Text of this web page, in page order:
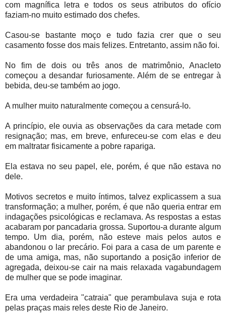
com magnífica letra e todos os seus atributos do ofício
faziam-no muito estimado dos chefes.
Casou-se bastante moço e tudo fazia crer que o seu
casamento fosse dos mais felizes. Entretanto, assim não foi.
No fim de dois ou três anos de matrimônio, Anacleto
começou a desandar furiosamente. Além de se entregar à
bebida, deu-se também ao jogo.
A mulher muito naturalmente começou a censurá-lo.
A princípio, ele ouvia as observações da cara metade com
resignação; mas, em breve, enfureceu-se com elas e deu
em maltratar fisicamente a pobre rapariga.
Ela estava no seu papel, ele, porém, é que não estava no
dele.
Motivos secretos e muito íntimos, talvez explicassem a sua
transformação; a mulher, porém, é que não queria entrar em
indagações psicológicas e reclamava. As respostas a estas
acabaram por pancadaria grossa. Suportou-a durante algum
tempo. Um dia, porém, não esteve mais pelos autos e
abandonou o lar precário. Foi para a casa de um parente e
de uma amiga, mas, não suportando a posição inferior de
agregada, deixou-se cair na mais relaxada vagabundagem
de mulher que se pode imaginar.
Era uma verdadeira "catraia" que perambulava suja e rota
pelas praças mais reles deste Rio de Janeiro.